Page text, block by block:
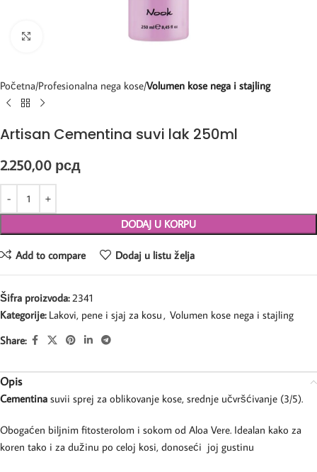
Početna Profesionalna nega kose Volumen kose nega i stajling
Artisan Cementina suvi lak 250ml
2.250,00 рсд
DODAJ U KORPU
Add to compare Dodaj u listu želja
Šifra proizvoda:2341
Kategorije: Lakovi, pene i sjaj za kosu, Volumen kose nega i stajling
Share:
Opis
Cementina suvii sprej za oblikovanje kose, srednje učvršćivanje (3/5).
Obogaćen biljnim fitosterolom i sokom od Aloa Vere. Idealan kako za
koren tako i za dužinu po celoj kosi, donoseći joj gustinu